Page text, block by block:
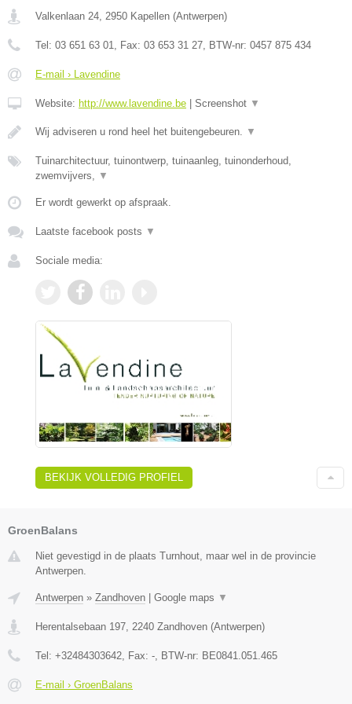
Valkenlaan 24, 2950 Kapellen (Antwerpen)
Tel: 03 651 63 01, Fax: 03 653 31 27, BTW-nr: 0457 875 434
E-mail › Lavendine
Website: http://www.lavendine.be Screenshot ▼
Wij adviseren u rond heel het buitengebeuren. ▼
Tuinarchitectuur, tuinontwerp, tuinaanleg, tuinonderhoud,
zwemvijvers, ▼
Er wordt gewerkt op afspraak.
Laatste facebook posts ▼
Sociale media:
BEKIJK VOLLEDIG PROFIEL
GroenBalans
Niet gevestigd in de plaats Turnhout, maar wel in de provincie
Antwerpen.
Antwerpen » Zandhoven Google maps ▼
Herentalsebaan 197 2240 Zandhoven (Antwerpen)
Tel: +32484303642 , Fax: - , BTW-nr: BE0841.051.465
E-mail › GroenBalans